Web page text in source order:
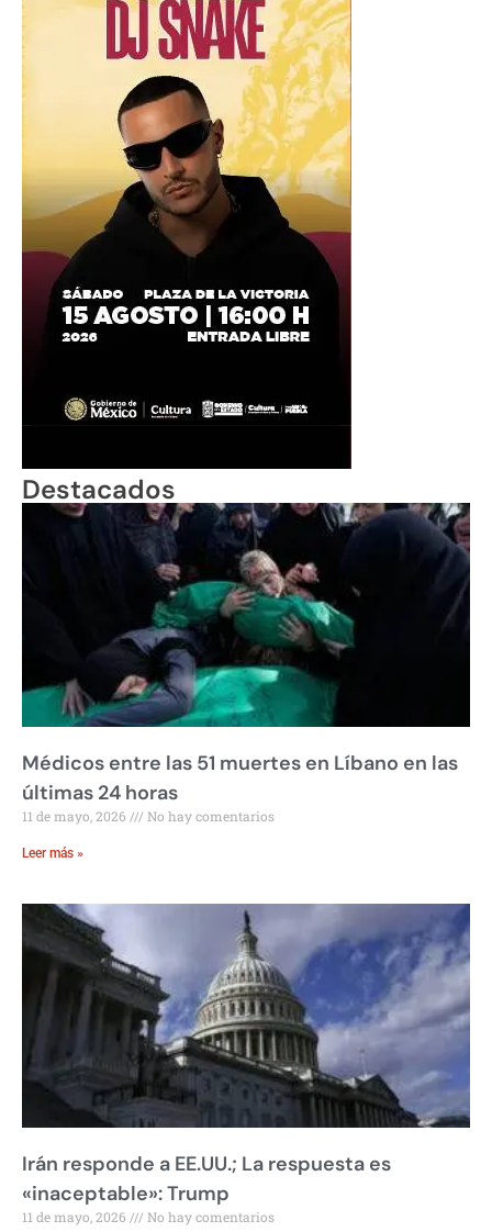
Destacados
Médicos entre las 51 muertes en Líbano en las
últimas 24 horas
11 de mayo, 2026 No hay comentarios
Leer más »
Irán responde a EE.UU.; La respuesta es
«inaceptable»: Trump
11 de mayo, 2026 No hay comentarios